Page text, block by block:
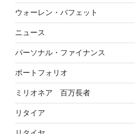
ウォーレン・バフェット
ニュース
パーソナル・ファイナンス
ポートフォリオ
ミリオネア 百万長者
リタイア